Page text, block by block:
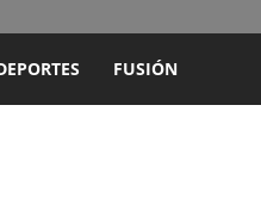
FUSIÓN